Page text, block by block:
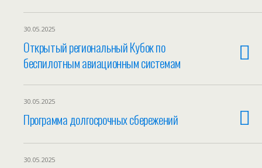
30.05.2025
Открытый региональный Кубок по
беспилотным авиационным системам
30.05.2025
Программа долгосрочных сбережений
30.05.2025